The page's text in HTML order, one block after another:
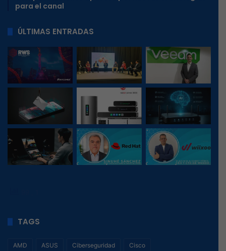
para el canal
ÚLTIMAS ENTRADAS
TAGS
AMD ASUS Ciberseguridad Cisco